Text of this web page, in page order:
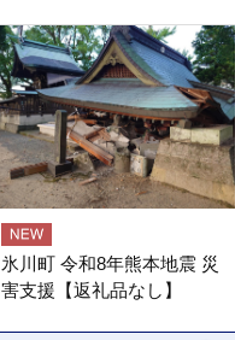
氷川町 令和8年熊本地震 災
害支援【返礼品なし】